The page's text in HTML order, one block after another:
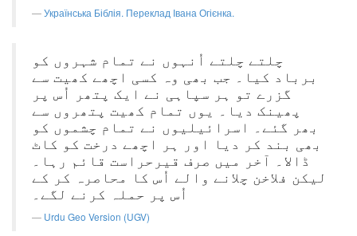
Українська Біблія. Переклад Івана Огієнка.
چلتے چلتے اُنہوں نے تمام شہروں کو
برباد کیا۔ جب بھی وہ کسی اچھے کھیت سے
گزرے تو ہر سپاہی نے ایک پتھر اُس پر
پھینک دیا۔ یوں تمام کھیت پتھروں سے
بھر گئے۔ اسرائیلیوں نے تمام چشموں کو
بھی بند کر دیا اور ہر اچھے درخت کو کاٹ
ڈالا۔ آخر میں صرف قیرحراست قائم رہا۔
لیکن فلاخن چلانے والے اُس کا محاصرہ کر کے
اُس پر حملہ کرنے لگے۔
Urdu Geo Version (UGV)